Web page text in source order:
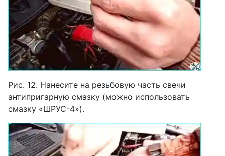
Рис. 12. Нанесите на резьбовую часть свечи
антипригарную смазку (можно использовать
смазку «ШРУС-4»).